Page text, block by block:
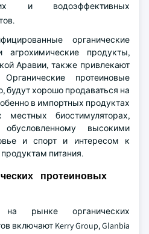
и водоэффективных
органические
агрохимические продукты,
Аравии, также привлекают
протеиновые
будут хорошо продаваться на
в импортных продуктах
биостимуляторах,
высокими
и спорт и интересом к
питания.
протеиновых
на рынке органических
включают Kerry Group, Glanbia